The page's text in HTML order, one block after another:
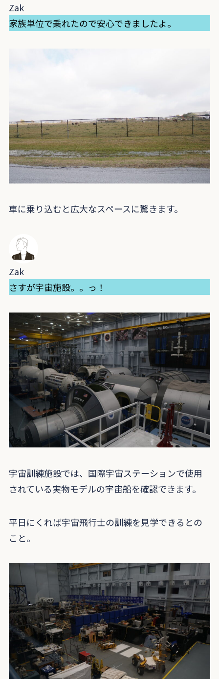
Zak
家族単位で乗れたので安心できましたよ。
車に乗り込むと広大なスペースに驚きます。
Zak
さすが宇宙施設。。っ！
宇宙訓練施設では、国際宇宙ステーションで使用
されている実物モデルの宇宙船を確認できます。
平日にくれば宇宙飛行士の訓練を見学できるとの
こと。